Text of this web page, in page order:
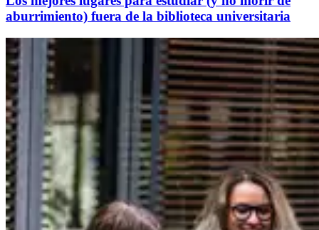
aburrimiento) fuera de la biblioteca universitaria